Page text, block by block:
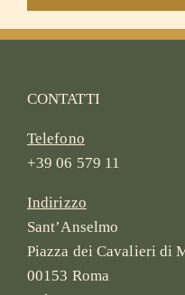
CONTATTI
Telefono
+39 06 579 11
Indirizzo
Sant’Anselmo
Piazza dei Cavalieri di
00153 Roma